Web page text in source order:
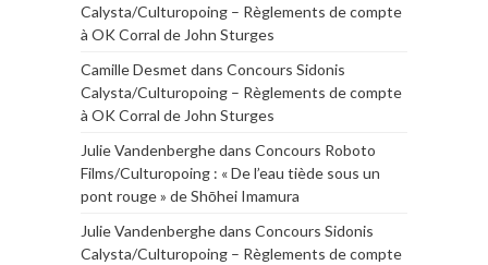
Calysta/Culturopoing – Règlements de compte
à OK Corral de John Sturges
Camille Desmet dans Concours Sidonis
Calysta/Culturopoing – Règlements de compte
à OK Corral de John Sturges
Julie Vandenberghedans Concours Roboto
Films/Culturopoing : « De l’eau tiède sous un
pont rouge » de Shōhei Imamura
Julie Vandenberghedans Concours Sidonis
Calysta/Culturopoing – Règlements de compte